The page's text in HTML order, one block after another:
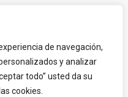
de navegación,
y analizar
todo” usted da su
cookies.